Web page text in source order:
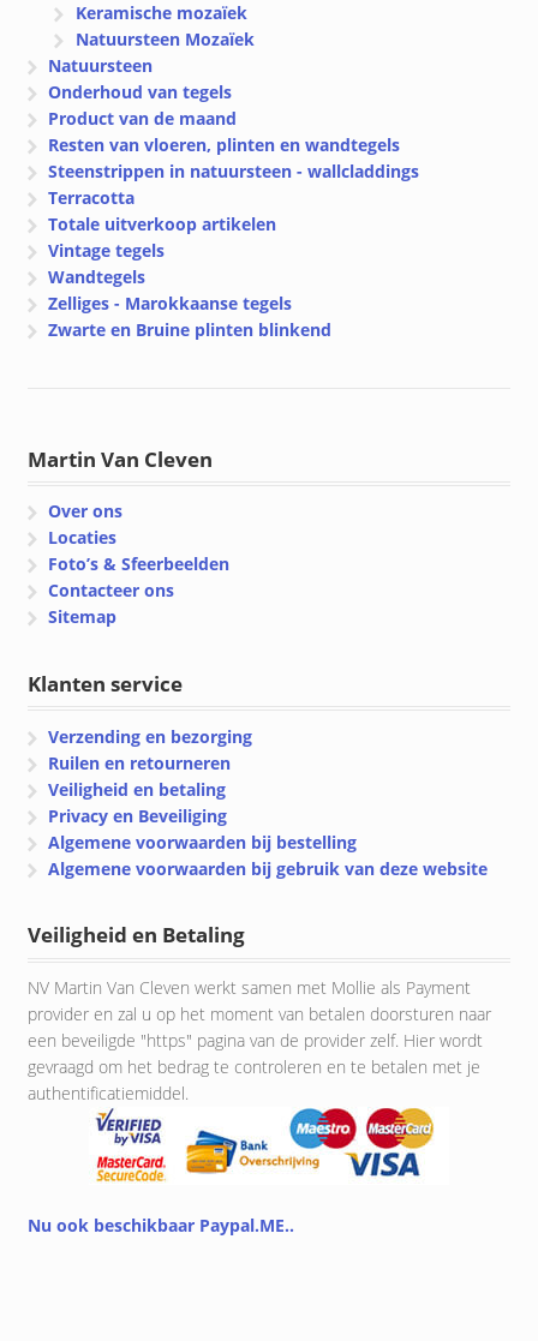
Keramische mozaïek
Natuursteen Mozaïek
Natuursteen
Onderhoud van tegels
Product van de maand
Resten van vloeren, plinten en wandtegels
Steenstrippen in natuursteen - wallcladdings
Terracotta
Totale uitverkoop artikelen
Vintage tegels
Wandtegels
Zelliges - Marokkaanse tegels
Zwarte en Bruine plinten blinkend
Martin Van Cleven
Over ons
Locaties
Foto’s & Sfeerbeelden
Contacteer ons
Sitemap
Klanten service
Verzending en bezorging
Ruilen en retourneren
Veiligheid en betaling
Privacy en Beveiliging
Algemene voorwaarden bij bestelling
Algemene voorwaarden bij gebruik van deze website
Veiligheid en Betaling
NV Martin Van Cleven werkt samen met Mollie als Payment
provider en zal u op het moment van betalen doorsturen naar
een beveiligde "https" pagina van de provider zelf. Hier wordt
gevraagd om het bedrag te controleren en te betalen met je
authentificatiemiddel.
Nu ook beschikbaar Paypal.ME..